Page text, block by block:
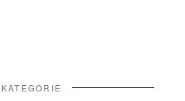
KATEGORIE